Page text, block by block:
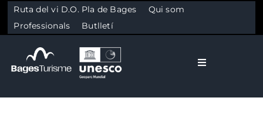
Ruta del vi D.O. Pla de Bages
Qui som
Professionals
Butlletí
Toggle